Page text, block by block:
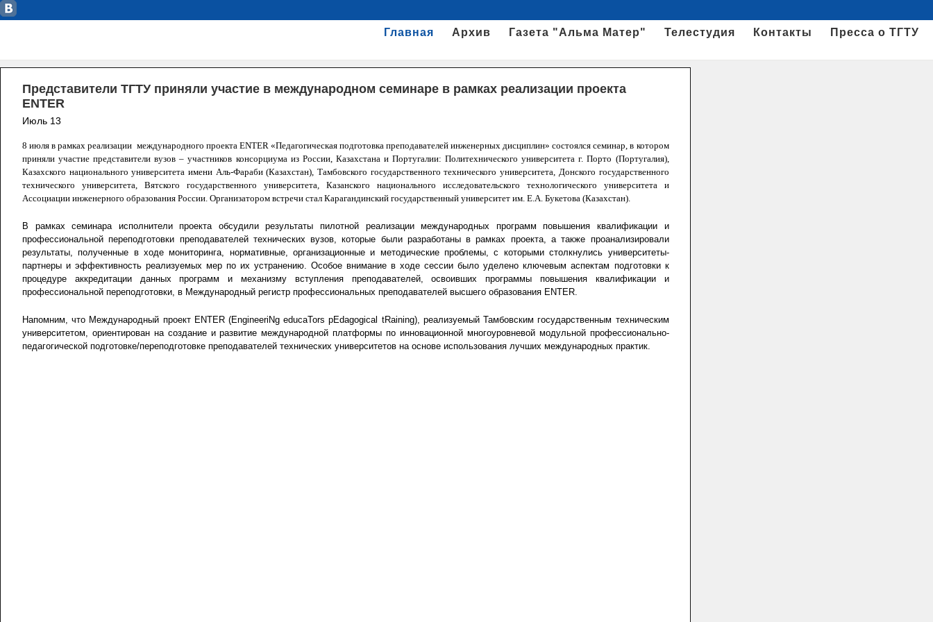
Главная Архив Газета "Альма Матер" Телестудия Контакты Пресса о ТГТУ
Представители ТГТУ приняли участие в международном семинаре в рамках реализации проекта
ENTER
Июль 13
8 июля в рамках реализации международного проекта ENTER «Педагогическая подготовка преподавателей инженерных дисциплин» состоялся семинар, в котором
приняли участие представители вузов – участников консорциума из России, Казахстана и Португалии: Политехнического университета г. Порто (Португалия),
Казахского национального университета имени Аль-Фараби (Казахстан), Тамбовского государственного технического университета, Донского государственного
технического университета, Вятского государственного университета, Казанского национального исследовательского технологического университета и
Ассоциации инженерного образования России. Организатором встречи стал Карагандинский государственный университет им. Е.А. Букетова (Казахстан).
В рамках семинара исполнители проекта обсудили результаты пилотной реализации международных программ повышения квалификации и
профессиональной переподготовки преподавателей технических вузов, которые были разработаны в рамках проекта, а также проанализировали
результаты, полученные в ходе мониторинга, нормативные, организационные и методические проблемы, с которыми столкнулись университеты-
партнеры и эффективность реализуемых мер по их устранению.Особое внимание в ходе сессии было уделено ключевым аспектам подготовки к
процедуре аккредитации данных программ и механизму вступления преподавателей, освоивших программы повышения квалификации и
профессиональной переподготовки, в Международный регистр профессиональных преподавателей высшего образования ENTER.
Напомним, что Международный проект ENTER (EngineeriNg educaTors pEdagogical tRaining), реализуемый Тамбовским государственным техническим
университетом, ориентирован на создание и развитие международной платформы по инновационной многоуровневой модульной профессионально-
педагогической подготовке/переподготовке преподавателей технических университетов на основе использования лучших международных практик.